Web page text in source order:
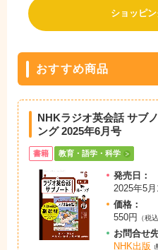
ショッピ
おすすめ商品
NHKラジオ英会話 サブ
ング 2025年6月号
書籍 教育・語学・科学
発売日：
2025年5月
価格：
550円
（税
お問合せ
NHK出版